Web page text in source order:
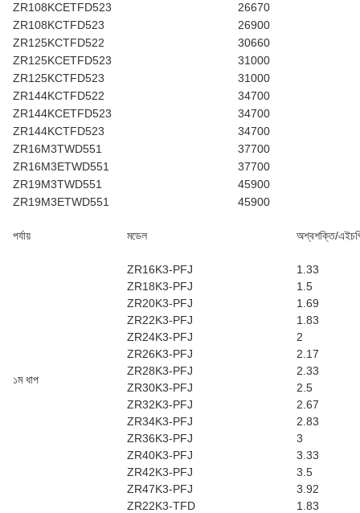
ZR108KCETFD523
26670
ZR108KCTFD523
26900
ZR125KCTFD522
30660
ZR125KCETFD523
31000
ZR125KCTFD523
31000
ZR144KCTFD522
34700
ZR144KCETFD523
34700
ZR144KCTFD523
34700
ZR16M3TWD551
37700
ZR16M3ETWD551
37700
ZR19M3TWD551
45900
ZR19M3ETWD551
45900
পর্যায় মডেল অশ্বশক্তি/
১ম ধাপ
ZR16K3-PFJ
1.33
ZR18K3-PFJ
1.5
ZR20K3-PFJ
1.69
ZR22K3-PFJ
1.83
ZR24K3-PFJ
2
ZR26K3-PFJ
2.17
ZR28K3-PFJ
2.33
ZR30K3-PFJ
2.5
ZR32K3-PFJ
2.67
ZR34K3-PFJ
2.83
ZR36K3-PFJ
3
ZR40K3-PFJ
3.33
ZR42K3-PFJ
3.5
ZR47K3-PFJ
3.92
ZR22K3-TFD
1.83